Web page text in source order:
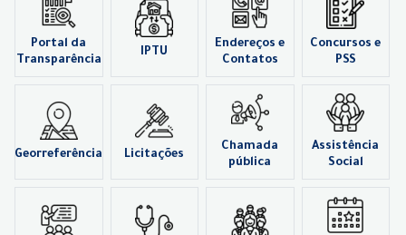
Portal da
Transparência
IPTU
Endereços e
Contatos
Concursos e
PSS
Georreferência Licitações
Chamada
pública
Assistência
Social